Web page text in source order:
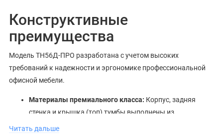
Конструктивные
преимущества
Модель ТН56Д-ПРО разработана с учетом высоких
требований к надежности и эргономике профессиональной
офисной мебели.
Материалы премиального класса: Корпус, задняя
стенка и крышка (топ) тумбы выполнены из
Читать дальше